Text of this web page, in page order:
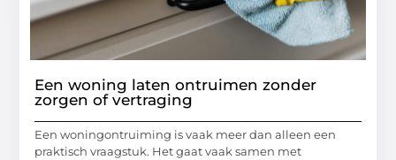
Een woning laten ontruimen zonder
zorgen of vertraging
Een woningontruiming is vaak meer dan alleen een
praktisch vraagstuk. Het gaat vaak samen met